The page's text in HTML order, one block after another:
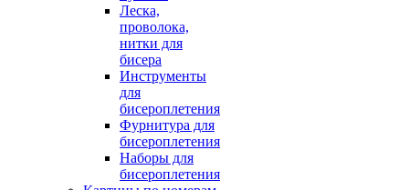
Леска,
проволока,
нитки для
бисера
Инструменты
для
бисероплетения
Фурнитура для
бисероплетения
Наборы для
бисероплетения